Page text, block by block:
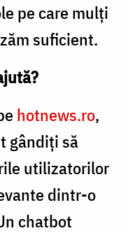
pe care mulți
suficient.
hotnews.ro,
gândiți să
utilizatorilor
dintr-o
chatbot